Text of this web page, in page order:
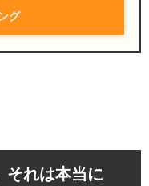
グ
それは本当に